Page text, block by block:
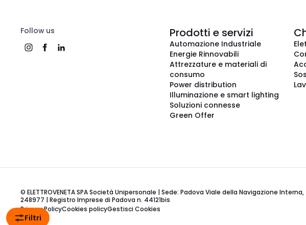
Filtri
Follow us Prodotti e servizi
Automazione Industriale
Energie Rinnovabili
Attrezzature e materiali di
consumo
Power distribution
Illuminazione e smart lighting
Soluzioni connesse
Green Offer
© ELETTROVENETA SPA Società Unipersonale | Sede: Padova Viale della Navigazione
248977 | Registro Imprese di Padova n. 44121bis
Privacy PolicyCookies policyGestisci Cookies